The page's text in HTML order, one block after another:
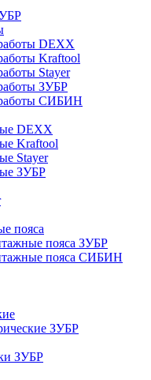
DEXX
Kraftool
Stayer
ЗУБР
СИБИН
DEXX
Kraftool
Stayer
ЗУБР
пояса
пояса ЗУБР
пояса СИБИН
ЗУБР
ЗУБР